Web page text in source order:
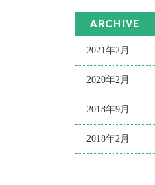
ARCHIVE
2021年2月
2020年2月
2018年9月
2018年2月